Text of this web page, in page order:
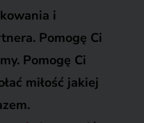
i
Pomogę Ci
Pomogę Ci
miłość jakiej